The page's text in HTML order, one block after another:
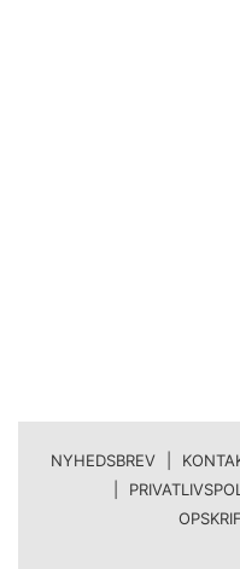
NYHEDSBREV